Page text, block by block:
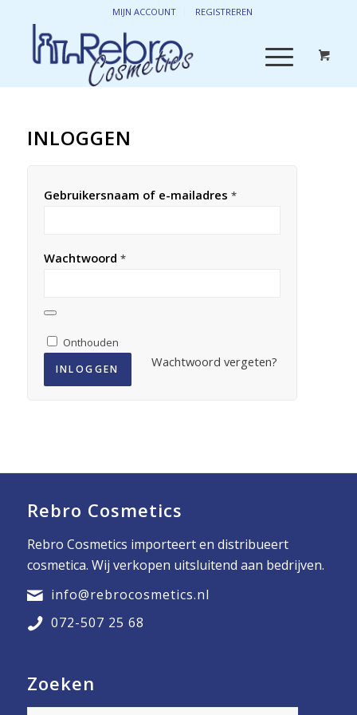
MIJN ACCOUNT REGISTREREN
INLOGGEN
Gebruikersnaam of e-mailadres *
Wachtwoord *
Onthouden
INLOGGEN Wachtwoord vergeten?
Rebro Cosmetics
Rebro Cosmetics importeert en distribueert
cosmetica. Wij verkopen uitsluitend aan bedrijven.
info@rebrocosmetics.nl
072-507 25 68
Zoeken